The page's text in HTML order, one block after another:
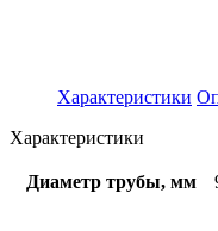
Характеристики
Характеристики
Диаметр трубы, мм